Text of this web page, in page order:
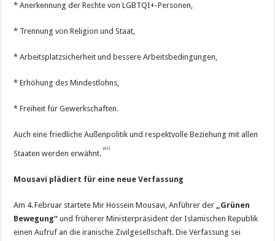
* Anerkennung der Rechte von LGBTQI+-Personen,
* Trennung von Religion und Staat,
* Arbeitsplatzsicherheit und bessere Arbeitsbedingungen,
* Erhöhung des Mindestlohns,
* Freiheit für Gewerkschaften.
Auch eine friedliche Außenpolitik und respektvolle Beziehung mit allen
Staaten werden erwähnt.
viii
Mousavi plädiert für eine neue Verfassung
Am 4. Februar startete Mir Hossein Mousavi, Anführer der „Grünen
Bewegung“ und früherer Ministerpräsident der Islamischen Republik
einen Aufruf an die iranische Zivilgesellschaft. Die Verfassung sei